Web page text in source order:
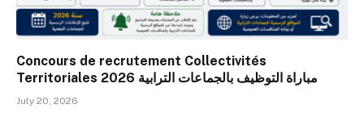
Concours de recrutement Collectivités
Territoriales 2026 مباراة التوظيف بالجماعات الترابية
July 20, 2026